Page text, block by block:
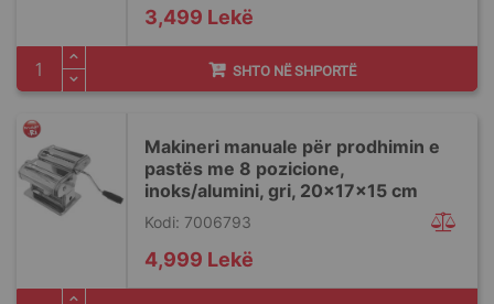
3,499 Lekë
SHTO NË SHPORTË
Makineri manuale për prodhimin e
pastës me 8 pozicione,
inoks/alumini, gri, 20x17x15 cm
Kodi: 7006793
4,999 Lekë